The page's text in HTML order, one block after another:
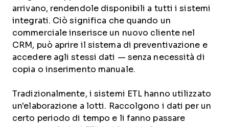
arrivano, rendendole disponibili a tutti i sistemi
integrati. Ciò significa che quando un
commerciale inserisce un nuovo cliente nel
CRM, può aprire il sistema di preventivazione e
accedere agli stessi dati — senza necessità di
copia o inserimento manuale.
Tradizionalmente, i sistemi ETL hanno utilizzato
un'elaborazione a lotti. Raccolgono i dati per un
certo periodo di tempo e li fanno passare